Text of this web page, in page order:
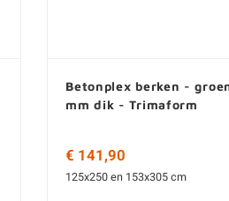
Betonplex berken -
mm dik - Trimaform
€ 141,90
125x250 en 153x305 cm